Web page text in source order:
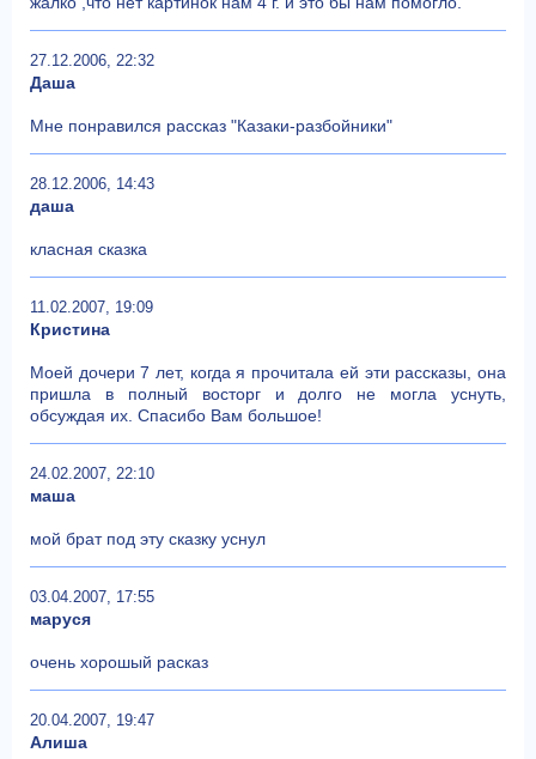
27.12.2006, 22:32
Даша
Мне понравился рассказ "Казаки-разбойники"
28.12.2006, 14:43
даша
класная сказка
11.02.2007, 19:09
Кристина
Моей дочери 7 лет, когда я прочитала ей эти рассказы, она
пришла в полный восторг и долго не могла уснуть,
обсуждая их. Спасибо Вам большое!
24.02.2007, 22:10
маша
мой брат под эту сказку уснул
03.04.2007, 17:55
маруся
очень хорошый расказ
20.04.2007, 19:47
Алиша